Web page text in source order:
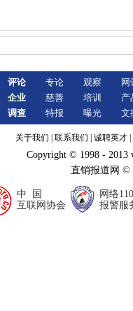
评论
企业
调查
专论
慈善
特报
观察
培训
曝光
网
产
文
关于我们 联系我们 诚聘英才
Copyright © 1998 - 2013
直销报道网
中 国
互联网协会
网络110
报警服